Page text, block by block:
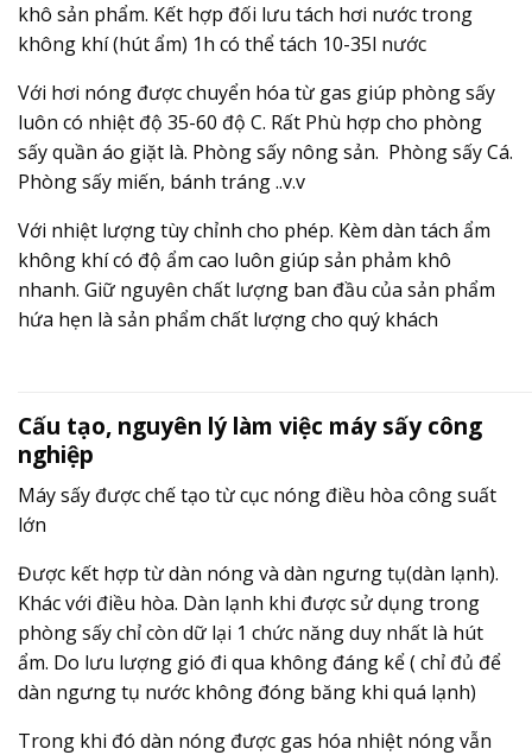
khô sản phẩm. Kết hợp đối lưu tách hơi nước trong
không khí (hút ẩm) 1h có thể tách 10-35l nước
Với hơi nóng được chuyển hóa từ gas giúp phòng sấy
luôn có nhiệt độ 35-60 độ C. Rất Phù hợp cho phòng
sấy quần áo giặt là. Phòng sấy nông sản. Phòng sấy Cá.
Phòng sấy miến, bánh tráng ..v.v
Với nhiệt lượng tùy chỉnh cho phép. Kèm dàn tách ẩm
không khí có độ ẩm cao luôn giúp sản phảm khô
nhanh. Giữ nguyên chất lượng ban đầu của sản phẩm
hứa hẹn là sản phẩm chất lượng cho quý khách
Cấu tạo, nguyên lý làm việc máy sấy công
nghiệp
Máy sấy được chế tạo từ cục nóng điều hòa công suất
lớn
Được kết hợp từ dàn nóng và dàn ngưng tụ(dàn lạnh).
Khác với điều hòa. Dàn lạnh khi được sử dụng trong
phòng sấy chỉ còn dữ lại 1 chức năng duy nhất là hút
ẩm. Do lưu lượng gió đi qua không đáng kể ( chỉ đủ để
dàn ngưng tụ nước không đóng băng khi quá lạnh)
Trong khi đó dàn nóng được gas hóa nhiệt nóng vẫn